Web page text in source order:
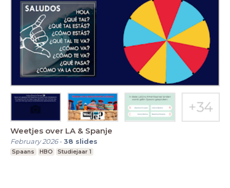
Weetjes over LA & Spanje
February 2026-38 slides
Spaans HBO Studiejaar 1